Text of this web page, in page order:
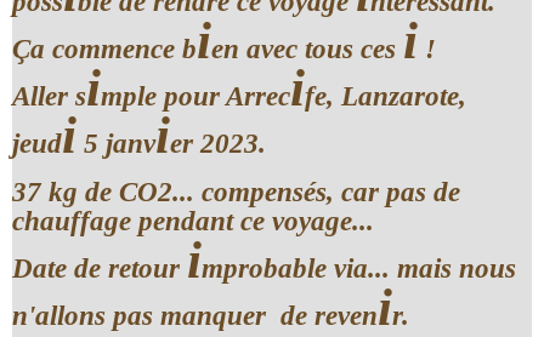
Ça commence bien avec tous ces i !
Aller simple pour Arrecife, Lanzarote,
jeudi 5 janvier 2023.
37 kg de CO2... compensés, car pas de
chauffage pendant ce voyage...
Date de retour improbable via... mais nous
n'allons pas manquer de revenir.